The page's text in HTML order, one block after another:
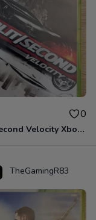
0
Split Second Velocity Xbox 360
TheGamingR83